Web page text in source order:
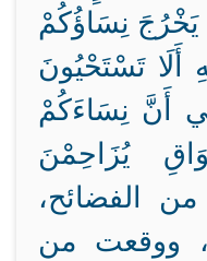
يَخْرُجَ نِسَاؤُكُمْ
أَلَا تَسْتَحْيُونَ
أَنَّ نِسَاءَكُمْ
يُزَاحِمْنَ
الفضائح،
ووقعت من